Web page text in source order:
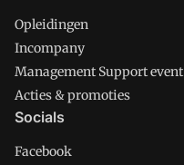
Opleidingen
Incompany
Management Support event
Acties & promoties
Socials
Facebook